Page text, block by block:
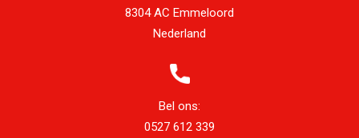
8304 AC Emmeloord
Nederland
Bel ons:
0527 612 339